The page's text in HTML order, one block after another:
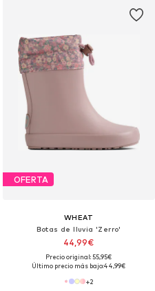
OFERTA
WHEAT
Botas de lluvia 'Zerro'
44,99€
Precio original: 55,95€
Último precio más bajo:44,99€
+2